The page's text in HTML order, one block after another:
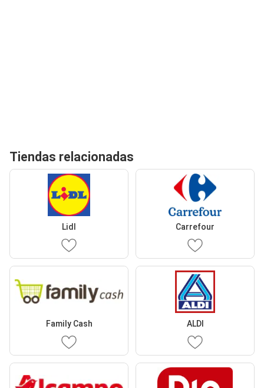
Tiendas relacionadas
Lidl Carrefour
Family Cash ALDI